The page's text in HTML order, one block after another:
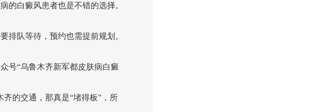
的白癜风患者也是不错的选择。
排队等待，预约也需提前规划。
号“乌鲁木齐新军都皮肤病白癜
的交通，那真是“堵得板”，所